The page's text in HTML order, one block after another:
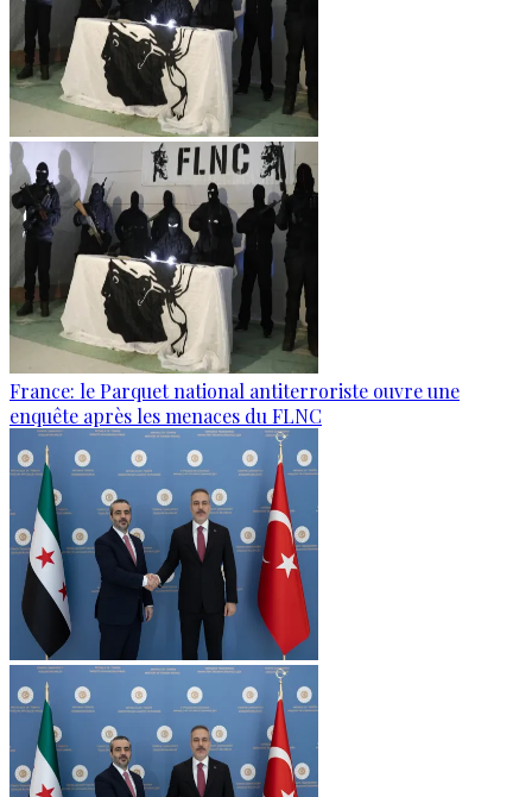
France: le Parquet national antiterroriste ouvre une
enquête après les menaces du FLNC